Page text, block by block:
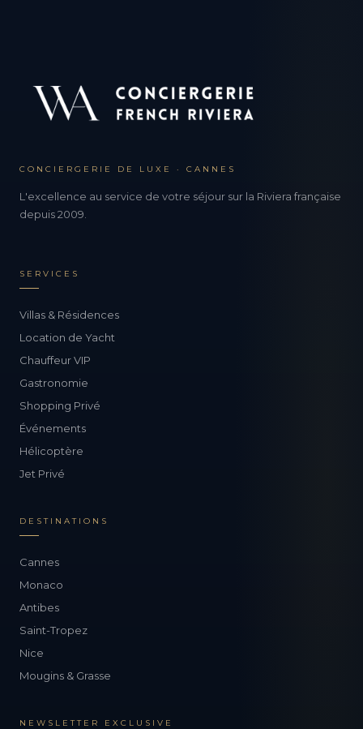
CONCIERGERIE DE LUXE · CANNES
L'excellence au service de votre séjour sur la Riviera française
depuis 2009.
SERVICES
Villas & Résidences
Location de Yacht
Chauffeur VIP
Gastronomie
Shopping Privé
Événements
Hélicoptère
Jet Privé
DESTINATIONS
Cannes
Monaco
Antibes
Saint-Tropez
Nice
Mougins & Grasse
NEWSLETTER EXCLUSIVE